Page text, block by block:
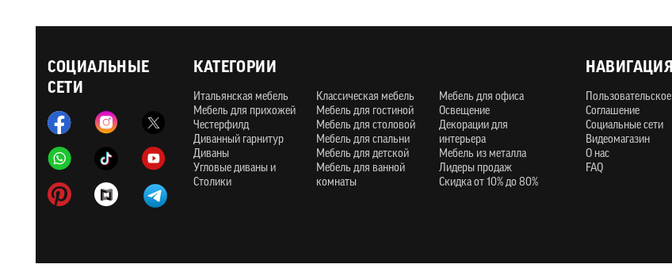
СОЦИАЛЬНЫЕ
СЕТИ
КАТЕГОРИИ
Итальянская мебель
Мебель для прихожей
Честерфилд
Диванный гарнитур
Диваны
Угловые диваны и
Столики
Классическая мебель
Мебель для гостиной
Мебель для столовой
Мебель для спальни
Мебель для детской
Мебель для ванной
комнаты
Мебель для офиса
Освещение
Декорации для
интерьера
Мебель из металла
Лидеры продаж
Скидка от 10% до 80%
НАВИГАЦИЯ
Пользовательское
Соглашение
Социальные сети
Видеомагазин
О нас
FAQ